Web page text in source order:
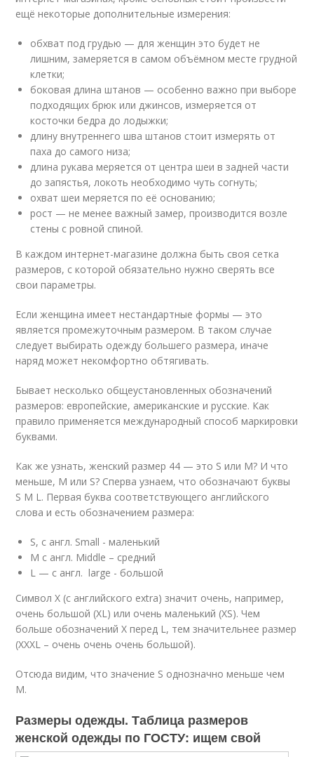
ещё некоторые дополнительные измерения:
обхват под грудью — для женщин это будет не
лишним, замеряется в самом объёмном месте грудной
клетки;
боковая длина штанов — особенно важно при выборе
подходящих брюк или джинсов, измеряется от
косточки бедра до лодыжки;
длину внутреннего шва штанов стоит измерять от
паха до самого низа;
длина рукава меряется от центра шеи в задней части
до запястья, локоть необходимо чуть согнуть;
охват шеи меряется по её основанию;
рост — не менее важный замер, производится возле
стены с ровной спиной.
В каждом интернет-магазине должна быть своя сетка
размеров, с которой обязательно нужно сверять все
свои параметры.
Если женщина имеет нестандартные формы — это
является промежуточным размером. В таком случае
следует выбирать одежду большего размера, иначе
наряд может некомфортно обтягивать.
Бывает несколько общеустановленных обозначений
размеров: европейские, американские и русские. Как
правило применяется международный способ маркировки
буквами.
Как же узнать, женский размер 44 — это S или M? И что
меньше, M или S? Сперва узнаем, что обозначают буквы
S M L. Первая буква соответствующего английского
слова и есть обозначением размера:
S, с англ. Small - маленький
M с англ. Middle – средний
L — с англ. large - большой
Символ Х (с английского extra) значит очень, например,
очень большой (XL) или очень маленький (XS). Чем
больше обозначений Х перед L, тем значительнее размер
(XXXL – очень очень очень большой).
Отсюда видим, что значение S однозначно меньше чем
М.
Размеры одежды. Таблица размеров
женской одежды по ГОСТУ: ищем свой